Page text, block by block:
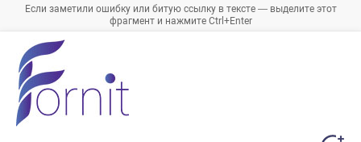
Если заметили ошибку или битую ссылку в тексте — выделите этот
фрагмент и нажмите Ctrl+Enter